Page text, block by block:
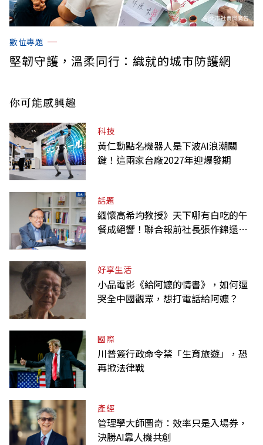
數位專題
堅韌守護，溫柔同行：織就的城市防護網
你可能感興趣
科技
黃仁勳點名機器人是下波AI浪潮關
鍵！這兩家台廠2027年迎爆發期
話題
緬懷高希均教授》天下哪有白吃的午
餐成絕響！聯合報前社長張作錦還原
好享生活
小品電影《給阿嬤的情書》，如何逼
哭全中國觀眾，想打電話給阿嬤？
國際
川普簽行政命令禁「生育旅遊」，恐
再掀法律戰
產經
管理學大師圖奇：效率只是入場券，
決勝AI靠人機共創